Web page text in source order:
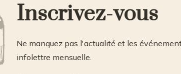
Inscrivez-vous
Ne manquez pas l'actualité et les
infolettre mensuelle.